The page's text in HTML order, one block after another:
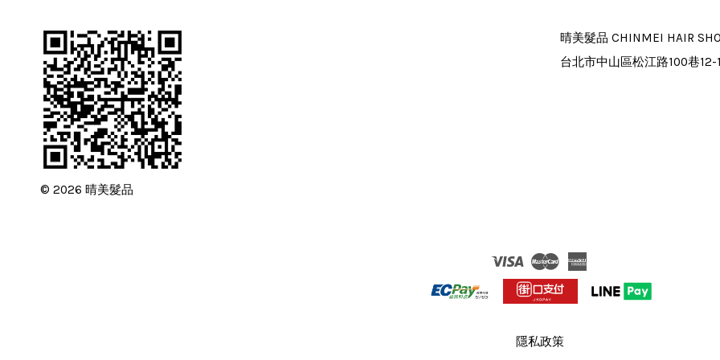
© 2026 晴美髮品
晴美髮品 CHINMEI HAIR
台北市中山區松江路100巷12-
Visa Master
Express
隱私政策